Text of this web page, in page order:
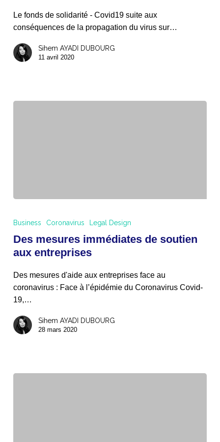
Covid19
Le fonds de solidarité - Covid19 suite aux
conséquences de la propagation du virus sur…
Sihem AYADI DUBOURG
11 avril 2020
de
soutien
entreprises
Business Coronavirus Legal Design
Des mesures immédiates de soutien
aux entreprises
Des mesures d'aide aux entreprises face au
coronavirus : Face à l’épidémie du Coronavirus Covid-
19,…
Sihem AYADI DUBOURG
28 mars 2020